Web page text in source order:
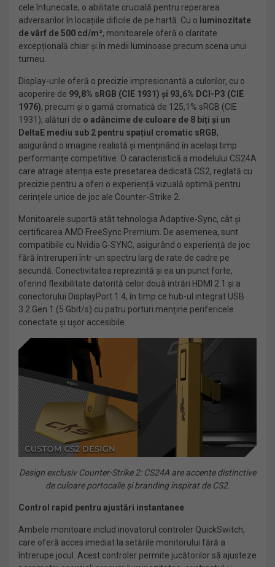
cele întunecate, o abilitate crucială pentru reperarea
adversarilor în locațiile dificile de pe hartă. Cu o luminozitate
de vârf de 500 cd/m², monitoarele oferă o claritate
excepțională chiar și în medii luminoase precum scena unui
turneu.
Display-urile oferă o precizie impresionantă a culorilor, cu o
acoperire de 99,8% sRGB (CIE 1931) și 93,6% DCI-P3 (CIE
1976), precum și o gamă cromatică de 125,1% sRGB (CIE
1931), alături de o adâncime de culoare de 8 biți și un
DeltaE mediu sub 2 pentru spațiul cromatic sRGB,
asigurând o imagine realistă și menținând în același timp
performanțe competitive. O caracteristică a modelului CS24A
care atrage atenția este presetarea dedicată CS2, reglată cu
precizie pentru a oferi o experiență vizuală optimă pentru
cerințele unice de joc ale Counter-Strike 2.
Monitoarele suportă atât tehnologia Adaptive-Sync, cât și
certificarea AMD FreeSync Premium. De asemenea, sunt
compatibile cu Nvidia G-SYNC, asigurând o experiență de joc
fără întreruperi într-un spectru larg de rate de cadre pe
secundă. Conectivitatea reprezintă și ea un punct forte,
oferind flexibilitate datorită celor două intrări HDMI 2.1 și a
conectorului DisplayPort 1.4, în timp ce hub-ul integrat USB
3.2 Gen 1 (5 Gbit/s) cu patru porturi menține perifericele
conectate și ușor accesibile.
Design exclusiv Counter-Strike 2: CS24A are accente distinctive
de culoare portocalie și branding inspirat de CS2.
Control rapid pentru ajustări instantanee
Ambele monitoare includ inovatorul controler QuickSwitch,
care oferă acces imediat la setările monitorului fără a
întrerupe jocul. Acest controler permite jucătorilor să ajusteze